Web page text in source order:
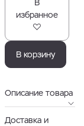
В
избранное
В корзину
Описание товара
Доставка и